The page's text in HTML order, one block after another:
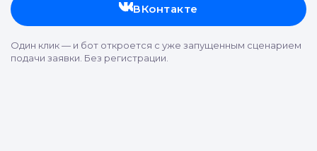
ВКонтакте
Один клик — и бот откроется с уже запущенным сценарием
подачи заявки. Без регистрации.